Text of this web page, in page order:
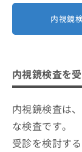
内視鏡
内視鏡検査を
内視鏡検査は
な検査です。
受診を検討す